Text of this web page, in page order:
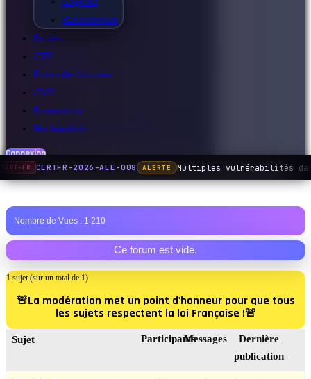
Fuites de données
CVE
Formations
Communauté
4 204 membres inscrits
Ransomware
Ecoles
CTF
Fuites de données
CVE
Formations
Hacktualités
Connexion
Nombre de Vues : 1 210
Ce forum est vide.
1 sujet (sur un total de 1)
🚨La modération met un point d'honneur pour que tous
les sujets respectent la loi Française !🚨
Sujet ParticipantsMessages
Dernière
publication
CERT-FR CERTFR-2026-ALE-008 ALERTE Multiples vulnérabilités